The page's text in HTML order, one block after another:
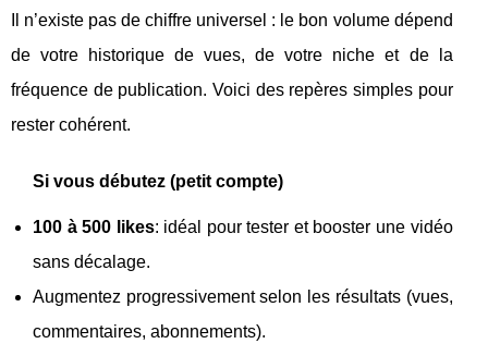
Il n’existe pas de chiffre universel : le bon volume dépend
de votre historique de vues, de votre niche et de la
fréquence de publication. Voici des repères simples pour
rester cohérent.
Si vous débutez (petit compte)
100 à 500 likes: idéal pour tester et booster une vidéo
sans décalage.
Augmentez progressivement selon les résultats (vues,
commentaires, abonnements).